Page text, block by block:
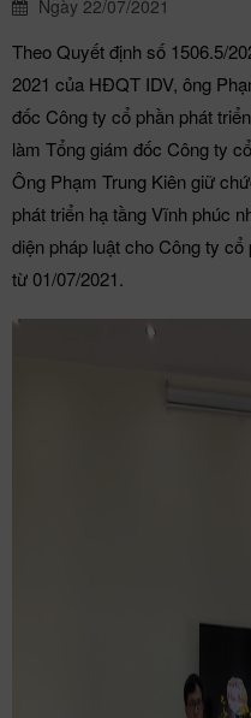
Ngày 22/07/2021
Theo Quyết định số 1506.5/
2021 của HĐQT IDV, ông
đốc Công ty cổ phần phát
làm Tổng giám đốc Công ty
Ông Phạm Trung Kiên giữ
phát triển hạ tầng Vĩnh phúc
diện pháp luật cho Công ty
từ 01/07/2021.